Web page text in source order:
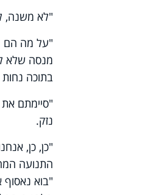
"לא משנה,
"על מה הם
מנסה שלא
בתוכה נחות
"סיימתם
נזק.
"כן, כן,
התנועה
"בוא